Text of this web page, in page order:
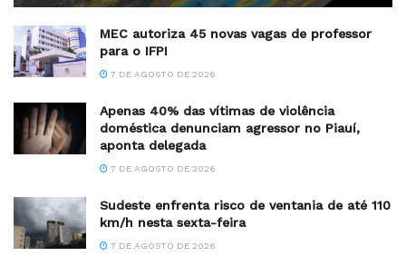
MEC autoriza 45 novas vagas de professor
para o IFPI
7 DE AGOSTO DE 2026
Apenas 40% das vítimas de violência
doméstica denunciam agressor no Piauí,
aponta delegada
7 DE AGOSTO DE 2026
Sudeste enfrenta risco de ventania de até 110
km/h nesta sexta-feira
7 DE AGOSTO DE 2026